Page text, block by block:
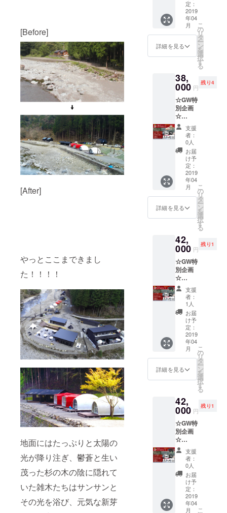
[Before]
[After]
やっとここまできまし
た！！！！
地面にはたっぷりと太陽の
光が降り注ぎ、鬱蒼と生い
茂った杉の木の陰に隠れて
いた雑木たちはサンサンと
その光を浴び、元気な新芽
けま
す。
ます。
追加料
（3,500
円/人）
で
能で
す。お
加され
る場合
は合計
34,500
円、お
二人追
加され
る場合
は合計
38,000
円のご
支援を
いたし
ます。
しまっ
た場合
は、現
地にて
ご精算
いただ
きま
す。 ＊
2019年
6月1
日〜
2020年
3月31日
の期間
にご利
だけま
す。
ベント
開催時
を除
く） ＊
BBQ券
は昼夜
どちら
でもご
利用い
ただけ
ます。
コテー
ジ1棟1
泊券 ・
BBQ券
×2 （飲
み放題
×2 ・朝
食×2 ・
次回宿
泊
20%OF
Fクーポ
ン ・お
礼のお
手紙 ＊
2019年
6月1
日〜
2020年
3月31日
の期間
にご利
用いた
時、イ
ベント
を除
く） ＊
BBQ券
は昼夜
どちら
でもご
利用い
ただけ
ます。
ア券+常
設テン
ト宿
泊】
[2019年
4月29日
限定4
組]
Oスペ
シャル
ディ
ナーと
モーニ
ングの
ペア
券、常
設テン
トに1泊
いただ
ける、
今回だ
けの特
別企画
です。
・
×2 ・常
設テン
ト1棟1
泊券 ・
入浴無
料券×2
・スペ
シャル
モーニ
ング×2
・次回
宿泊
20%OF
Fクーポ
礼のお
手紙 ＊
4月29日
ご利用
となり
＊
チェッ
クイン
は14時
以降、
ディ
ナーは
18:00〜
予定し
ており
ます。
定：
2019
年04
月
詳細を見る
こ
の
リ
タ
ー
ン
を
選
択
す
る
38,
000 円
残り4
☆GW特
別企画
☆
【SEVE
ROスペ
シャル
ディ
ナーペ
ア券+常
設テン
ト宿
泊】
[2019年
4月30日
限定4
組]
Oスペ
シャル
ディ
ナーと
モーニ
ングの
ペア
券、常
設テン
トに1泊
いただ
ける、
今回だ
けの特
別企画
です。
・
×2 ・常
設テン
ト1棟1
泊券 ・
入浴無
料券×2
・スペ
シャル
モーニ
ング×2
・次回
宿泊
20%OF
Fクーポ
支援
者：
0人
お届
け予
定：
2019
年04
月
詳細を見る
こ
の
リ
タ
ー
ン
を
選
択
す
る
42,
000 円
残り1
☆GW特
別企画
☆
【SEVE
ROスペ
シャル
ディ
ナーペ
ア券
+ロッジ
宿泊】
[2019年
4月30日
限定2
組]
SEVER
シャル
ディ
ナーと
モーニ
ングの
ペア
券、
ロッジ
に1泊い
ただけ
る、今
回だけ
の特別
企画で
支援
者：
1人
お届
け予
定：
2019
年04
月
詳細を見る
こ
の
リ
タ
ー
ン
を
選
択
す
る
42,
000 円
残り1
☆GW特
別企画
☆
【SEVE
ROスペ
シャル
ディ
ナーペ
ア券
+ロッジ
宿泊】
支援
者：
0人
お届
け予
定：
2019
年04
月
こ